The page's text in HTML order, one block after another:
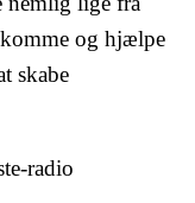
komme og hjælpe
skabe
radio